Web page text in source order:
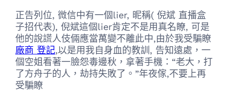
正告列位, 微信中有一個lier, 昵稱( 倪斌 直播盒
子招代表), 倪斌這個lier肯定不是用真名瞭, 可是
他的說謊人伎倆應當萬變不離此中,由於我受騙瞭
廠商 登記,以是用我自身血的教訓, 告知遠處，一
個空姐看著一臉怨毒邊秋，拿著手機：“老大，打
了方舟子的人，劫持失敗了。”年夜傢,不要上再
受騙瞭